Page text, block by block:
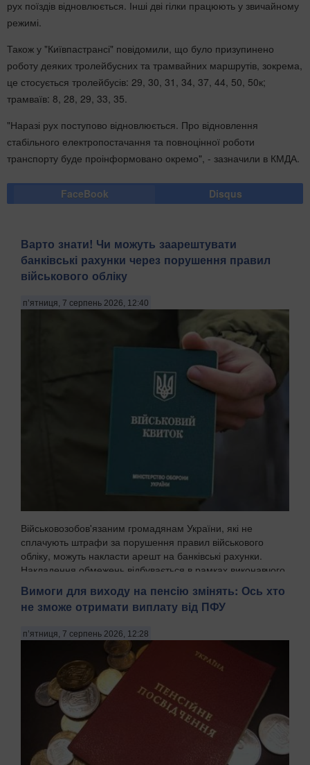
рух поїздів відновлюється. Інші дві гілки працюють у звичайному
режимі.
Також у "Київпастрансі" повідомили, що було призупинено
роботу деяких тролейбусних та трамвайних маршрутів, зокрема,
це стосується тролейбусів: 29, 30, 31, 34, 37, 44, 50, 50к;
трамваїв: 8, 28, 29, 33, 35.
"Наразі рух поступово відновлюється. Про відновлення
стабільного електропостачання та повноцінної роботи
транспорту буде проінформовано окремо", - зазначили в КМДА.
FaceBook Disqus
Варто знати! Чи можуть заарештувати
банківські рахунки через порушення правил
військового обліку
п’ятниця, 7 серпень 2026, 12:40
Військовозобов'язаним громадянам України, які не
сплачують штрафи за порушення правил військового
обліку, можуть накласти арешт на банківські рахунки.
Накладення обмежень відбувається в рамках виконавчого
провадження, і цей механізм уже закріплений у ч...
Вимоги для виходу на пенсію змінять: Ось хто
не зможе отримати виплату від ПФУ
п’ятниця, 7 серпень 2026, 12:28